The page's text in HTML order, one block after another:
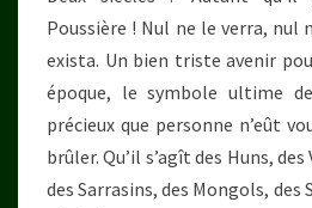
Poussière ! Nul ne le verra, nul
exista. Un bien triste avenir
époque, le symbole ultime
précieux que personne n’eût
brûler. Qu’il s’agît des Huns,
des Sarrasins, des Mongols, des